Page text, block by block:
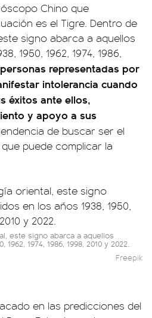
Chino que
es el Tigre. Dentro de
signo abarca a aquellos
1950, 1962, 1974, 1986,
representadas por
intolerancia cuando
éxitos ante ellos,
y apoyo a sus
de buscar ser el
puede complicar la
este signo abarca a aquellos
1974, 1986, 1998, 2010 y 2022.
Freepik
en las predicciones del